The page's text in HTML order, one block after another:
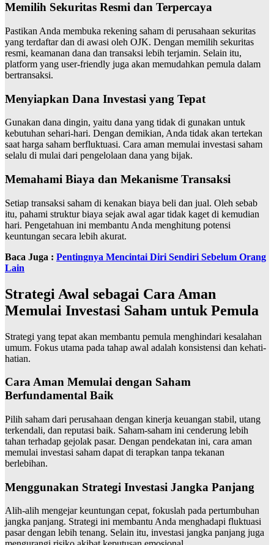
Memilih Sekuritas Resmi dan Terpercaya
Pastikan Anda membuka rekening saham di perusahaan sekuritas
yang terdaftar dan di awasi oleh OJK. Dengan memilih sekuritas
resmi, keamanan dana dan transaksi lebih terjamin. Selain itu,
platform yang user-friendly juga akan memudahkan pemula dalam
bertransaksi.
Menyiapkan Dana Investasi yang Tepat
Gunakan dana dingin, yaitu dana yang tidak di gunakan untuk
kebutuhan sehari-hari. Dengan demikian, Anda tidak akan tertekan
saat harga saham berfluktuasi. Cara aman memulai investasi saham
selalu di mulai dari pengelolaan dana yang bijak.
Memahami Biaya dan Mekanisme Transaksi
Setiap transaksi saham di kenakan biaya beli dan jual. Oleh sebab
itu, pahami struktur biaya sejak awal agar tidak kaget di kemudian
hari. Pengetahuan ini membantu Anda menghitung potensi
keuntungan secara lebih akurat.
Baca Juga : Pentingnya Mencintai Diri Sendiri Sebelum Orang
Lain
Strategi Awal sebagai Cara Aman
Memulai Investasi Saham untuk Pemula
Strategi yang tepat akan membantu pemula menghindari kesalahan
umum. Fokus utama pada tahap awal adalah konsistensi dan kehati-
hatian.
Cara Aman Memulai dengan Saham
Berfundamental Baik
Pilih saham dari perusahaan dengan kinerja keuangan stabil, utang
terkendali, dan reputasi baik. Saham-saham ini cenderung lebih
tahan terhadap gejolak pasar. Dengan pendekatan ini, cara aman
memulai investasi saham dapat di terapkan tanpa tekanan
berlebihan.
Menggunakan Strategi Investasi Jangka Panjang
Alih-alih mengejar keuntungan cepat, fokuslah pada pertumbuhan
jangka panjang. Strategi ini membantu Anda menghadapi fluktuasi
pasar dengan lebih tenang. Selain itu, investasi jangka panjang juga